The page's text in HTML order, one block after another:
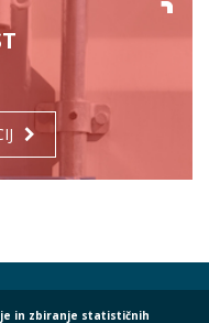
in zbiranje statističnih